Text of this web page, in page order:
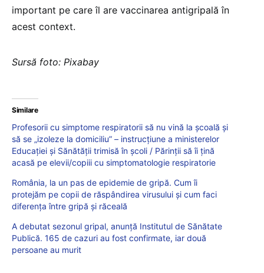
important pe care îl are vaccinarea antigripală în
acest context.
Sursă foto: Pixabay
Similare
Profesorii cu simptome respiratorii să nu vină la școală și
să se „izoleze la domiciliu” – instrucțiune a ministerelor
Educației și Sănătății trimisă în școli / Părinții să îi țină
acasă pe elevii/copiii cu simptomatologie respiratorie
România, la un pas de epidemie de gripă. Cum îi
protejăm pe copii de răspândirea virusului și cum faci
diferența între gripă și răceală
A debutat sezonul gripal, anunță Institutul de Sănătate
Publică. 165 de cazuri au fost confirmate, iar două
persoane au murit